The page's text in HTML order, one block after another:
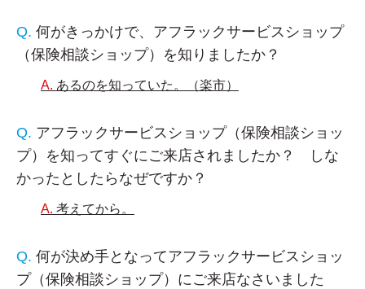
何がきっかけで、アフラックサービスショップ
（保険相談ショップ）を知りましたか？
あるのを知っていた。（楽市）
アフラックサービスショップ（保険相談ショッ
プ）を知ってすぐにご来店されましたか？ しな
かったとしたらなぜですか？
考えてから。
何が決め手となってアフラックサービスショッ
プ（保険相談ショップ）にご来店なさいました